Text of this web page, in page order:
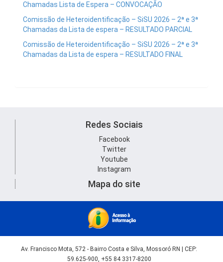
Chamadas Lista de Espera – CONVOCAÇÃO
Comissão de Heteroidentificação – SiSU 2026 – 2ª e 3ª
Chamadas da Lista de espera – RESULTADO PARCIAL
Comissão de Heteroidentificação – SiSU 2026 – 2ª e 3ª
Chamadas da Lista de espera – RESULTADO FINAL
Redes Sociais
Facebook
Twitter
Youtube
Instagram
Mapa do site
Av. Francisco Mota, 572 - Bairro Costa e Silva, Mossoró RN | CEP:
59.625-900, +55 84 3317-8200